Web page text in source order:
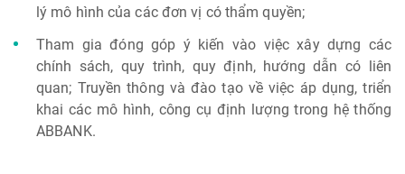
lý mô hình của các đơn vị có thẩm quyền;
Tham gia đóng góp ý kiến vào việc xây dựng các
chính sách, quy trình, quy định, hướng dẫn có liên
quan; Truyền thông và đào tạo về việc áp dụng, triển
khai các mô hình, công cụ định lượng trong hệ thống
ABBANK.